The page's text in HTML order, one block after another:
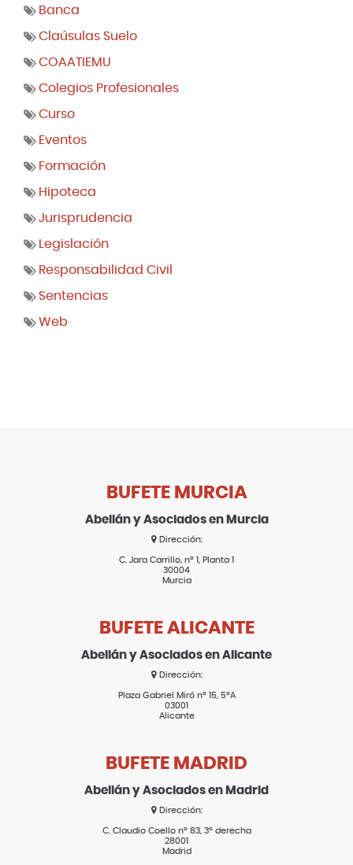
Banca
Claúsulas Suelo
COAATIEMU
Colegios Profesionales
Curso
Eventos
Formación
Hipoteca
Jurisprudencia
Legislación
Responsabilidad Civil
Sentencias
Web
BUFETE MURCIA
Abellán y Asociados en Murcia
Dirección:
C. Jara Carrillo, nº 1, Planta 1
30004
Murcia
BUFETE ALICANTE
Abellán y Asociados en Alicante
Dirección:
Plaza Gabriel Miró nº 15, 5ºA
03001
Alicante
BUFETE MADRID
Abellán y Asociados en Madrid
Dirección:
C. Claudio Coello nº 83, 3º derecha
28001
Madrid